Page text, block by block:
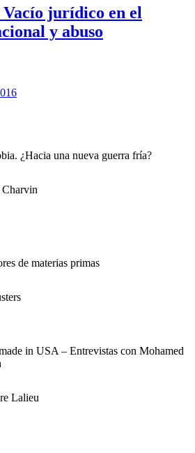
jurídico en el
y abuso
¿Hacia una nueva guerra fría?
de materias primas
in USA – Entrevistas con Mohamed
Lalieu